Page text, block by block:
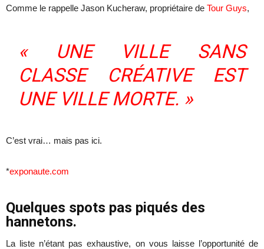
Comme le rappelle Jason Kucheraw, propriétaire de Tour Guys,
« UNE VILLE SANS
CLASSE CRÉATIVE EST
UNE VILLE MORTE. »
C’est vrai… mais pas ici.
*exponaute.com
Quelques spots pas piqués des
hannetons.
La liste n’étant pas exhaustive, on vous laisse l’opportunité de